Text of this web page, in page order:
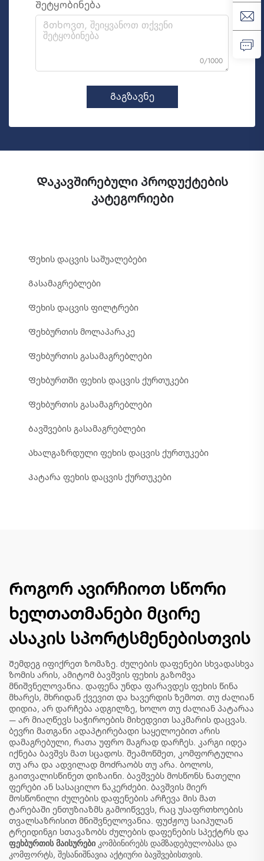
Შეტყობინება
0/1000
Გაგზავნე
Დაკავშირებული პროდუქტების
კატეგორიები
Ფეხის დაცვის საშუალებები
Გასამაგრებლები
Ფეხის დაცვის ფილტრები
Ფეხბურთის მოლაპარაკე
Ფეხბურთის გასამაგრებლები
Ფეხბურთში ფეხის დაცვის ქურთუკები
Ფეხბურთის გასამაგრებლები
Ბავშვების გასამაგრებლები
Ახალგაზრდული ფეხის დაცვის ქურთუკები
Პატარა ფეხის დაცვის ქურთუკები
Როგორ ავირჩიოთ სწორი
ხელთათმანები მცირე
ასაკის სპორტსმენებისთვის
Შემდეგ იფიქრეთ ზომაზე. ძულების დაფენები სხვადასხვა
ზომის არის, ამიტომ ბავშვის ფეხის გაზომვა
მნიშვნელოვანია. დაფენა უნდა ფარავდეს ფეხის წინა
მხარეს, მხრიდან ქვევით და ხავერდის ზემოთ. თუ ძალიან
დიდია, არ დარჩება ადგილზე, ხოლო თუ ძალიან პატარაა
— არ მიაღწევს საჭიროების მიხედვით საკმარის დაცვას.
ბევრი მათგანი ადაპტირებადი საყელოებით არის
დამაგრებული, რათა უფრო მაგრად დარჩეს. კარგი იდეა
იქნება ბავშვს მათ სცადოს. შეამოწმეთ, კომფორტულია
თუ არა და ადვილად მოძრაობს თუ არა. ბოლოს,
გაითვალისწინეთ დიზაინი. ბავშვებს მოსწონს ნათელი
ფერები ან სასაცილო ნაკერძები. ბავშვის მიერ
მოსწონილი ძულების დაფენების არჩევა მის მათ
ტარებაში ენთუზიაზმს გამოიწვევს, რაც უსაფრთხოების
თვალსაზრისით მნიშვნელოვანია. ფუძჟოუ საიპულან
ტრეიდინგი სთავაზობს ძულების დაფენების სპექტრს და
ფეხბურთის მაისურები კომბინირებს დამზადებულობასა და
კომფორტს, შესანიშნავია აქტიური ბავშვებისთვის.